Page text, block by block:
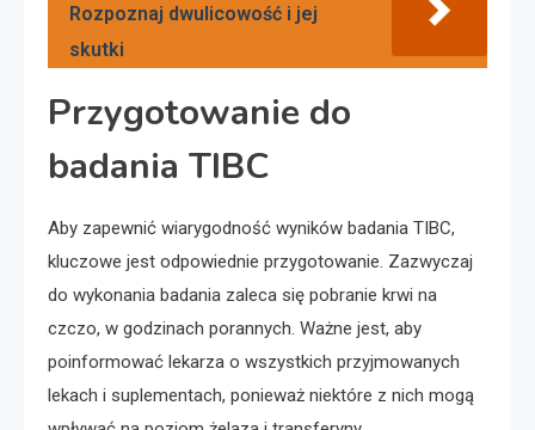
Rozpoznaj dwulicowość i jej
skutki
Przygotowanie do
badania TIBC
Aby zapewnić wiarygodność wyników badania TIBC,
kluczowe jest odpowiednie przygotowanie. Zazwyczaj
do wykonania badania zaleca się pobranie krwi na
czczo, w godzinach porannych. Ważne jest, aby
poinformować lekarza o wszystkich przyjmowanych
lekach i suplementach, ponieważ niektóre z nich mogą